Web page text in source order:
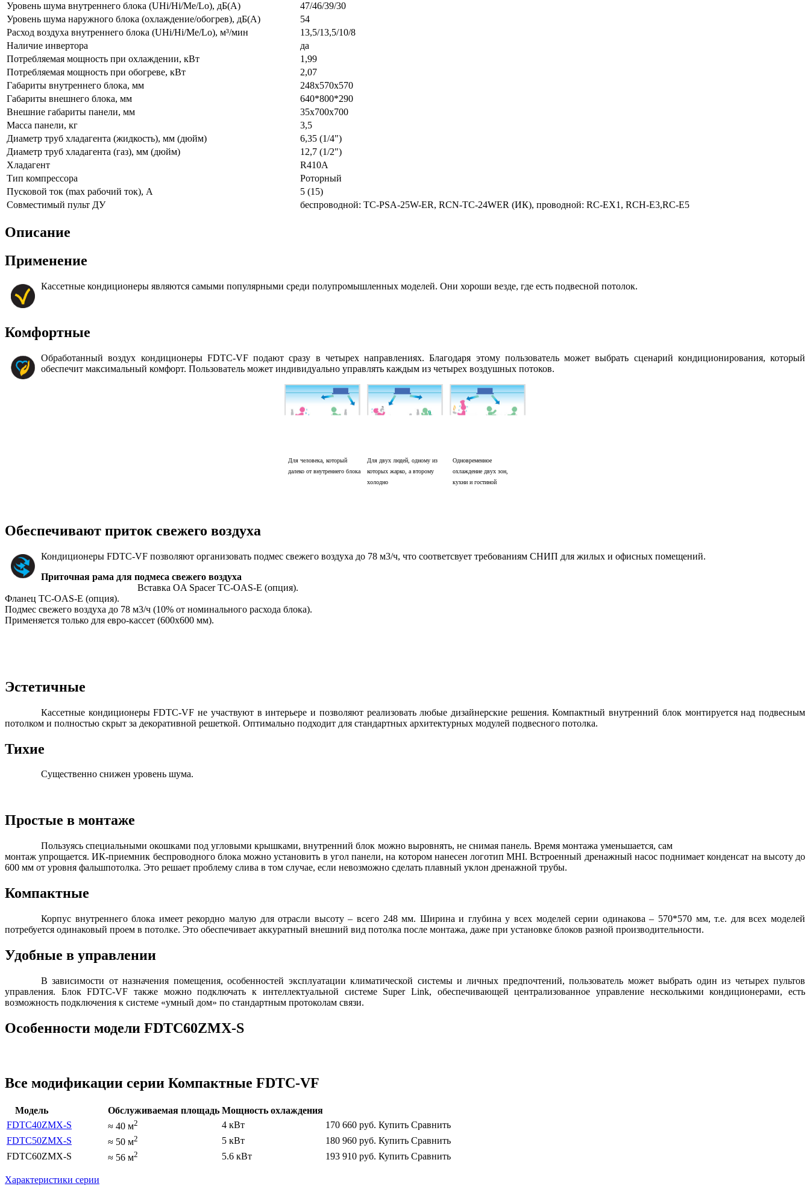
Уровень шума внутреннего блока (UHi/Hi/Me/Lo), дБ(А)
47/46/39/30
Уровень шума наружного блока (охлаждение/обогрев), дБ(А)
54
Расход воздуха внутреннего блока (UHi/Hi/Me/Lo), м³/мин
13,5/13,5/10/8
Наличие инвертора
да
Потребляемая мощность при охлаждении, кВт
1,99
Потребляемая мощность при обогреве, кВт
2,07
Габариты внутреннего блока, мм
248x570x570
Габариты внешнего блока, мм
640*800*290
Внешние габариты панели, мм
35x700x700
Масса панели, кг
3,5
Диаметр труб хладагента (жидкость), мм (дюйм)
6,35 (1/4")
Диаметр труб хладагента (газ), мм (дюйм)
12,7 (1/2")
Хладагент
R410A
Тип компрессора
Роторный
Пусковой ток (max рабочий ток), А
5 (15)
Совместимый пульт ДУ
беспроводной: TC-PSA-25W-ER, RCN-TC-24WER (ИК), проводной: RC-EX1, RCH-E3,RC-E5
Описание
Применение
Кассетные кондиционеры являются самыми популярными среди полупромышленных моделей. Они хороши везде, где есть подвесной потолок.
Комфортные
Обработанный воздух кондиционеры FDTС-VF подают сразу в четырех направлениях. Благодаря этому пользователь может выбрать сценарий кондиционирования, который
обеспечит максимальный комфорт. Пользователь может индивидуально управлять каждым из четырех воздушных потоков.
Для человека, который
далеко от внутреннего блока
Для двух людей, одному из
которых жарко, а второму
холодно
Одновременное
охлаждение двух зон,
кухни и гостиной
Обеспечивают приток свежего воздуха
Кондиционеры FDTC-VF позволяют организовать подмес свежего воздуха до 78 м3/ч, что соответсвует требованиям СНИП для жилых и офисных помещений.
Приточная рама для подмеса свежего воздуха
Вставка OA Spacer TC-OAS-E (опция).
Фланец TC-OAS-E (опция).
Подмес свежего воздуха до 78 м3/ч (10% от номинального расхода блока).
Применяется только для евро-кассет (600х600 мм).
Эстетичные
Кассетные кондиционеры FDTС-VF не участвуют в интерьере и позволяют реализовать любые дизайнерские решения. Компактный внутренний блок монтируется над подвесным
потолком и полностью скрыт за декоративной решеткой. Оптимально подходит для стандартных архитектурных модулей подвесного потолка.
Тихие
Существенно снижен уровень шума.
Простые в монтаже
Пользуясь специальными окошками под угловыми крышками, внутренний блок можно выровнять, не снимая панель. Время монтажа уменьшается, сам
монтаж упрощается. ИК-приемник беспроводного блока можно установить в угол панели, на котором нанесен логотип MHI. Встроенный дренажный насос поднимает конденсат на высоту до
600 мм от уровня фальшпотолка. Это решает проблему слива в том случае, если невозможно сделать плавный уклон дренажной трубы.
Компактные
Корпус внутреннего блока имеет рекордно малую для отрасли высоту – всего 248 мм. Ширина и глубина у всех моделей серии одинакова – 570*570 мм, т.е. для всех моделей
потребуется одинаковый проем в потолке. Это обеспечивает аккуратный внешний вид потолка после монтажа, даже при установке блоков разной производительности.
Удобные в управлении
В зависимости от назначения помещения, особенностей эксплуатации климатической системы и личных предпочтений, пользователь может выбрать один из четырех пультов
управления. Блок FDTC-VF также можно подключать к интеллектуальной системе Super Link, обеспечивающей централизованное управление несколькими кондиционерами, есть
возможность подключения к системе «умный дом» по стандартным протоколам связи.
Особенности модели FDTC60ZMX-S
Все модификации серии Компактные FDTC-VF
Модель Обслуживаемая площадь Мощность охлаждения
FDTC40ZMX-S
≈ 40 м2 4 кВт 170 660 руб. Купить Сравнить
FDTC50ZMX-S
≈ 50 м2 5 кВт 180 960 руб. Купить Сравнить
FDTC60ZMX-S
≈ 56 м2 5.6 кВт 193 910 руб. Купить Сравнить
Характеристики серии